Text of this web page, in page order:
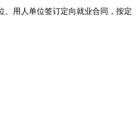
、用人单位签订定向就业合同，按定